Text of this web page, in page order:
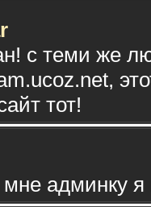
с теми же
тот!
админку я